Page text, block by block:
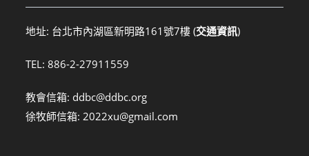
地址: 台北市內湖區新明路161號7樓 (交通資訊)
TEL: 886-2-27911559
教會信箱: ddbc@ddbc.org
徐牧師信箱:2022xu@gmail.com